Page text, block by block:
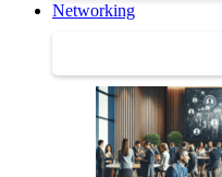
Networking